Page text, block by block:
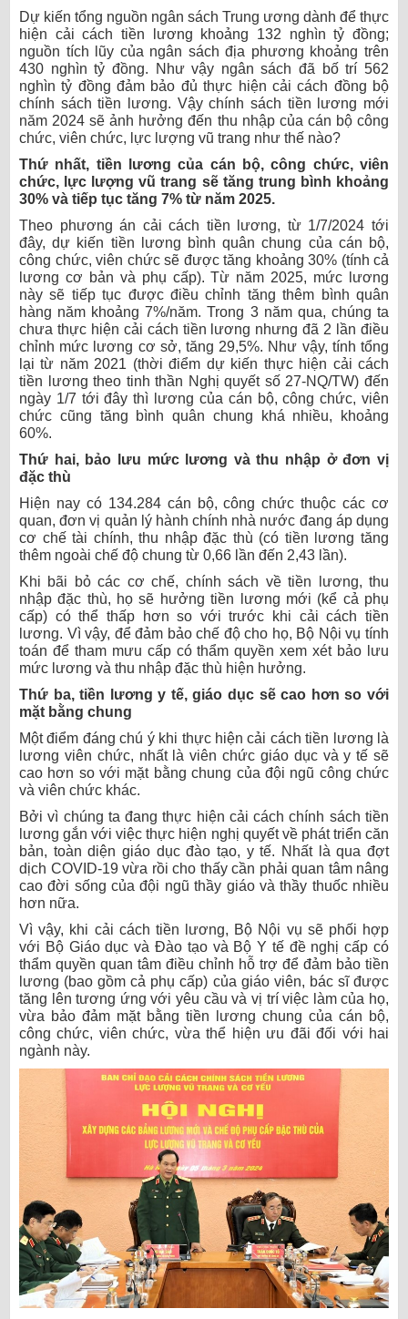
Dự kiến tổng nguồn ngân sách Trung ương dành để thực
hiện cải cách tiền lương khoảng 132 nghìn tỷ đồng;
nguồn tích lũy của ngân sách địa phương khoảng trên
430 nghìn tỷ đồng. Như vậy ngân sách đã bố trí 562
nghìn tỷ đồng đảm bảo đủ thực hiện cải cách đồng bộ
chính sách tiền lương. Vậy chính sách tiền lương mới
năm 2024 sẽ ảnh hưởng đến thu nhập của cán bộ công
chức, viên chức, lực lượng vũ trang như thế nào?
Thứ nhất, tiền lương của cán bộ, công chức, viên
chức, lực lượng vũ trang sẽ tăng trung bình khoảng
30% và tiếp tục tăng 7% từ năm 2025.
Theo phương án cải cách tiền lương, từ 1/7/2024 tới
đây, dự kiến tiền lương bình quân chung của cán bộ,
công chức, viên chức sẽ được tăng khoảng 30% (tính cả
lương cơ bản và phụ cấp). Từ năm 2025, mức lương
này sẽ tiếp tục được điều chỉnh tăng thêm bình quân
hàng năm khoảng 7%/năm. Trong 3 năm qua, chúng ta
chưa thực hiện cải cách tiền lương nhưng đã 2 lần điều
chỉnh mức lương cơ sở, tăng 29,5%. Như vậy, tính tổng
lại từ năm 2021 (thời điểm dự kiến thực hiện cải cách
tiền lương theo tinh thần Nghị quyết số 27-NQ/TW) đến
ngày 1/7 tới đây thì lương của cán bộ, công chức, viên
chức cũng tăng bình quân chung khá nhiều, khoảng
60%.
Thứ hai, bảo lưu mức lương và thu nhập ở đơn vị
đặc thù
Hiện nay có 134.284 cán bộ, công chức thuộc các cơ
quan, đơn vị quản lý hành chính nhà nước đang áp dụng
cơ chế tài chính, thu nhập đặc thù (có tiền lương tăng
thêm ngoài chế độ chung từ 0,66 lần đến 2,43 lần).
Khi bãi bỏ các cơ chế, chính sách về tiền lương, thu
nhập đặc thù, họ sẽ hưởng tiền lương mới (kể cả phụ
cấp) có thể thấp hơn so với trước khi cải cách tiền
lương. Vì vậy, để đảm bảo chế độ cho họ, Bộ Nội vụ tính
toán để tham mưu cấp có thẩm quyền xem xét bảo lưu
mức lương và thu nhập đặc thù hiện hưởng.
Thứ ba, tiền lương y tế, giáo dục sẽ cao hơn so với
mặt bằng chung
Một điểm đáng chú ý khi thực hiện cải cách tiền lương là
lương viên chức, nhất là viên chức giáo dục và y tế sẽ
cao hơn so với mặt bằng chung của đội ngũ công chức
và viên chức khác.
Bởi vì chúng ta đang thực hiện cải cách chính sách tiền
lương gắn với việc thực hiện nghị quyết về phát triển căn
bản, toàn diện giáo dục đào tạo, y tế. Nhất là qua đợt
dịch COVID-19 vừa rồi cho thấy cần phải quan tâm nâng
cao đời sống của đội ngũ thầy giáo và thầy thuốc nhiều
hơn nữa.
Vì vậy, khi cải cách tiền lương, Bộ Nội vụ sẽ phối hợp
với Bộ Giáo dục và Đào tạo và Bộ Y tế đề nghị cấp có
thẩm quyền quan tâm điều chỉnh hỗ trợ để đảm bảo tiền
lương (bao gồm cả phụ cấp) của giáo viên, bác sĩ được
tăng lên tương ứng với yêu cầu và vị trí việc làm của họ,
vừa bảo đảm mặt bằng tiền lương chung của cán bộ,
công chức, viên chức, vừa thể hiện ưu đãi đối với hai
ngành này.